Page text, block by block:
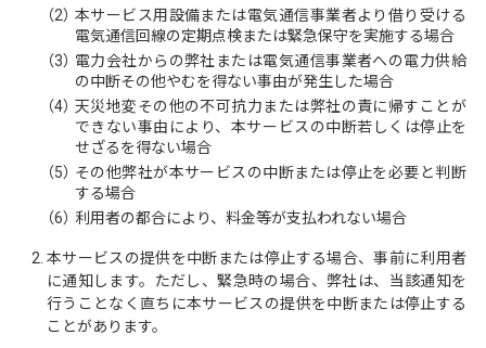
（2）本サービス用設備または電気通信事業者より借り受ける
電気通信回線の定期点検または緊急保守を実施する場合
（3）電力会社からの弊社または電気通信事業者への電力供給
の中断その他やむを得ない事由が発生した場合
（4）天災地変その他の不可抗力または弊社の責に帰すことが
できない事由により、本サービスの中断若しくは停止を
せざるを得ない場合
（5）その他弊社が本サービスの中断または停止を必要と判断
する場合
（6）利用者の都合により、料金等が支払われない場合
本サービスの提供を中断または停止する場合、事前に利用者
に通知します。ただし、緊急時の場合、弊社は、当該通知を
行うことなく直ちに本サービスの提供を中断または停止する
ことがあります。